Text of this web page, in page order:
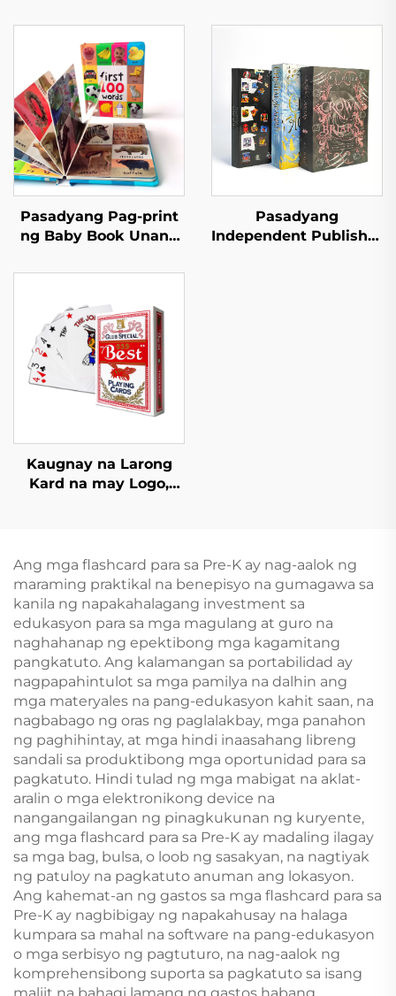
Pasadyang Pag-print
ng Baby Book Unang
Edukasyon na
Book
Pasadyang
Independent Publisher
Kaugnay na Larong
Kard na may Logo,
Ang mga flashcard para sa Pre-K ay nag-aalok ng
maraming praktikal na benepisyo na gumagawa sa
kanila ng napakahalagang investment sa
edukasyon para sa mga magulang at guro na
naghahanap ng epektibong mga kagamitang
pangkatuto. Ang kalamangan sa portabilidad ay
nagpapahintulot sa mga pamilya na dalhin ang
mga materyales na pang-edukasyon kahit saan, na
nagbabago ng oras ng paglalakbay, mga panahon
ng paghihintay, at mga hindi inaasahang libreng
sandali sa produktibong mga oportunidad para sa
pagkatuto. Hindi tulad ng mga mabigat na aklat-
aralin o mga elektronikong device na
nangangailangan ng pinagkukunan ng kuryente,
ang mga flashcard para sa Pre-K ay madaling ilagay
sa mga bag, bulsa, o loob ng sasakyan, na nagtiyak
ng patuloy na pagkatuto anuman ang lokasyon.
Ang kahemat-an ng gastos sa mga flashcard para sa
Pre-K ay nagbibigay ng napakahusay na halaga
kumpara sa mahal na software na pang-edukasyon
o mga serbisyo ng pagtuturo, na nag-aalok ng
komprehensibong suporta sa pagkatuto sa isang